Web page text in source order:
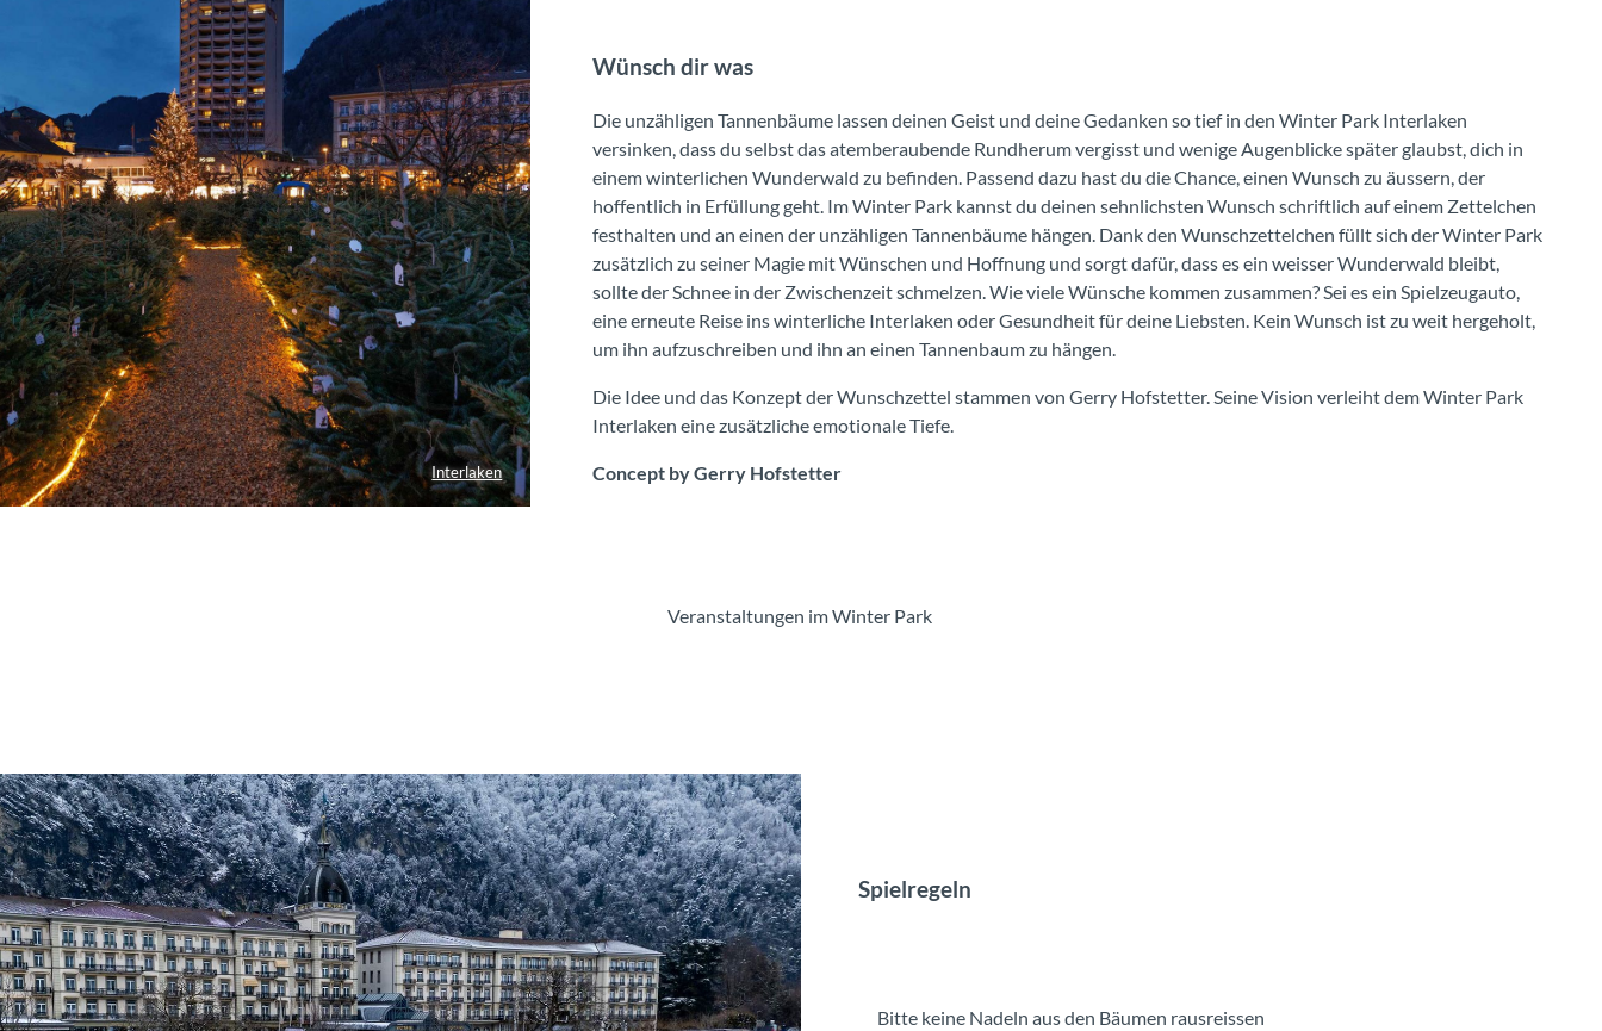
Interlaken
Wünsch dir was
Die unzähligen Tannenbäume lassen deinen Geist und deine Gedanken so tief in den Winter Park Interlaken
versinken, dass du selbst das atemberaubende Rundherum vergisst und wenige Augenblicke später glaubst, dich in
einem winterlichen Wunderwald zu befinden. Passend dazu hast du die Chance, einen Wunsch zu äussern, der
hoffentlich in Erfüllung geht. Im Winter Park kannst du deinen sehnlichsten Wunsch schriftlich auf einem Zettelchen
festhalten und an einen der unzähligen Tannenbäume hängen. Dank den Wunschzettelchen füllt sich der Winter Park
zusätzlich zu seiner Magie mit Wünschen und Hoffnung und sorgt dafür, dass es ein weisser Wunderwald bleibt,
sollte der Schnee in der Zwischenzeit schmelzen. Wie viele Wünsche kommen zusammen? Sei es ein Spielzeugauto,
eine erneute Reise ins winterliche Interlaken oder Gesundheit für deine Liebsten. Kein Wunsch ist zu weit hergeholt,
um ihn aufzuschreiben und ihn an einen Tannenbaum zu hängen.
Die Idee und das Konzept der Wunschzettel stammen von Gerry Hofstetter. Seine Vision verleiht dem Winter Park
Interlaken eine zusätzliche emotionale Tiefe.
Concept by Gerry Hofstetter
Veranstaltungen im Winter Park
Spielregeln
Bitte keine Nadeln aus den Bäumen rausreissen